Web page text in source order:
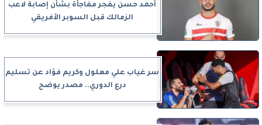
أحمد حسن يفجر مفاجأة بشأن إصابة لاعب
الزمالك قبل السوبر الأفريقي
سر غياب علي معلول وكريم فؤاد عن تسليم
درع الدوري.. مصدر يوضح